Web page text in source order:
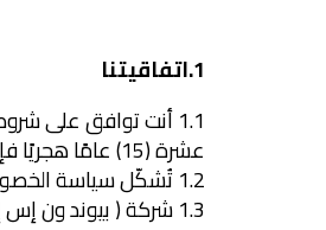
الشروط
والأحكام
1.اتفاقيتنا
1.1 أنت توافق على
عشرة (15) عامًا هجريًا فإن والديك أو الوصي عليك يكونون مسؤولين بموجب هذه الاتفاقية.
1.2 تُشكّل سياسة الخصوصية جزءًا من هذه الشروط والتي تُنظّم جمع بياناتك الشخصية واستخدامها، وهي متاحة بشكل منفصل على موقعنا الإلكتروني.
1.3 شركة ( بيوند ون إس إيه) هي مشغّل افتراضي متنقل (MVNO) وتعتمد في تقديم خدماتها على البنية التحتية لشبكة شركة الاتصالات السعودية (STC).